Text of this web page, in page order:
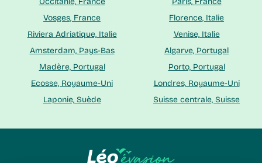
Vosges, France
Florence, Italie
Riviera Adriatique, Italie
Venise, Italie
Amsterdam, Pays-Bas
Algarve, Portugal
Madère, Portugal
Porto, Portugal
Ecosse, Royaume-Uni
Londres, Royaume-Uni
Laponie, Suède
Suisse centrale, Suisse